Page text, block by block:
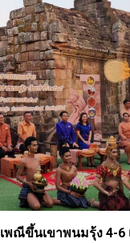
พณีขึ้นเขาพนมรุ้ง 4-6